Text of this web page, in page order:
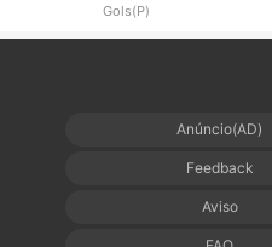
Gols(P)
Anúncio(AD)
Feedback
Aviso